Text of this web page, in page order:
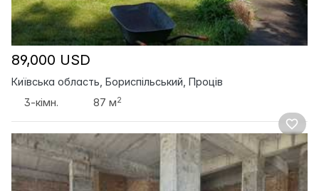
89,000 USD
Київська область, Бориспільський, Проців
3-кімн.
87 м2